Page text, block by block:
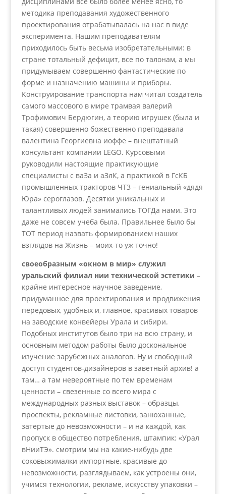
методика преподавания художественного
проектирования отрабатывалась на нас в виде
эксперимента. Нашим преподавателям
приходилось быть весьма изобретательными: в
стране тотальный дефицит, все по талонам, а мы
придумываем совершенно фантастические по
форме и назначению машины и приборы.
Конструирование транспорта нам читал создатель
самого массового в мире трамвая валерий
Трофимович Бердюгин, а теорию игрушек (была и
такая) совершенно божественно преподавала
валентина Георгиевна иоффе – внештатный
консультант компании LEGO. Курсовыми
руководили настоящие практикующие
специалисты с ваЗа и аЗлК, а практикой в ГсКБ
промышленных тракторов ЧТЗ – гениальный «дядя
Юра» сероглазов. Десятки уникальных и
талантливых людей занимались ТОГДа нами. Это
даже не совсем учеба была. Правильнее было бы
ТОТ период назвать формированием наших
взглядов на Жизнь – моих-то уж точно!
своеобразным «окном в мир» служил
уральский филиал нии технической эстетики –
крайне интересное научное заведение,
придуманное для проектирования и продвижения
передовых, удобных и, главное, красивых товаров
на заводские конвейеры Урала и сибири.
Подобных институтов было три на всю страну, и
основным методом работы было доскональное
изучение зарубежных аналогов. Ну и свободный
доступ студентов-дизайнеров в заветный архив! а
там… а там невероятные по тем временам
ценности – свезенные со всего мира с
международных разных выставок – образцы,
проспекты, рекламные листовки, занюханные,
затертые до невозможности – и на каждой, как
пропуск в общество потребления, штампик: «Урал
вНииТЭ». смотрим мы на какие-нибудь две
соковыжималки импортные, красивые до
невозможности, разглядываем, как устроены они,
учимся технологии, рекламе, искусству упаковки –